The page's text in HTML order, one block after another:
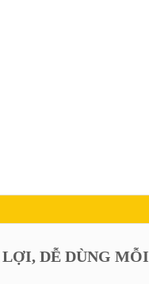
DỄ DÙNG MỖI